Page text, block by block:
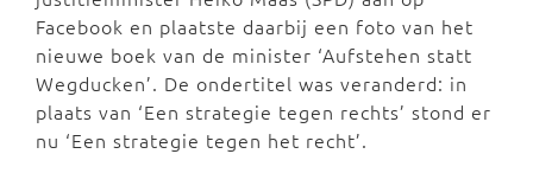
Facebook en plaatste daarbij een foto van het
nieuwe boek van de minister ‘Aufstehen statt
Wegducken’. De ondertitel was veranderd: in
plaats van ‘Een strategie tegen rechts’ stond er
nu ‘Een strategie tegen het recht’.